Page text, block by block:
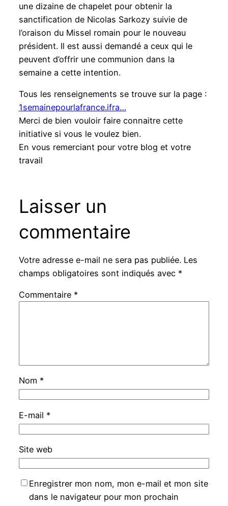
une dizaine de chapelet pour obtenir la
sanctification de Nicolas Sarkozy suivie de
l’oraison du Missel romain pour le nouveau
président. Il est aussi demandé a ceux qui le
peuvent d’offrir une communion dans la
semaine a cette intention.
Tous les renseignements se trouve sur la page :
1semainepourlafrance.ifra…
Merci de bien vouloir faire connaitre cette
initiative si vous le voulez bien.
En vous remerciant pour votre blog et votre
travail
Laisser un
commentaire
Votre adresse e-mail ne sera pas publiée. Les
champs obligatoires sont indiqués avec *
Commentaire *
Nom *
E-mail *
Site web
Enregistrer mon nom, mon e-mail et mon site
dans le navigateur pour mon prochain